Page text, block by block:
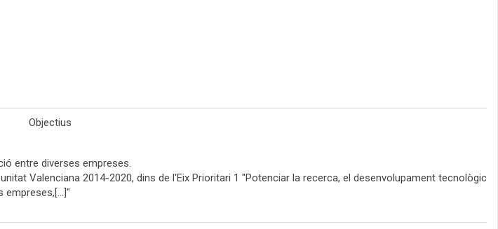
Objectius
entre diverses empreses.
Valenciana 2014-2020, dins de l'Eix Prioritari 1 "Potenciar la recerca, el desenvolupament tecnològic
empreses,[…]"